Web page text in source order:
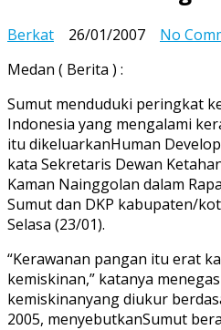
Berkat 26/01/2007 No
Medan ( Berita ) :
Sumut menduduki peringkat
Indonesia yang mengalami
itu dikeluarkanHuman
kata Sekretaris Dewan
Kaman Nainggolan dalam
Sumut dan DKP kabupaten/
Selasa (23/01).
“Kerawanan pangan itu erat
kemiskinan,” katanya
kemiskinanyang diukur
2005, menyebutkanSumut